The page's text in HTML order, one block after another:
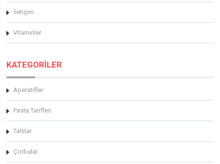
İletişim
Vitaminler
KATEGORİLER
Aperatifler
Pasta Tarifleri
Tatlılar
Çorbalar